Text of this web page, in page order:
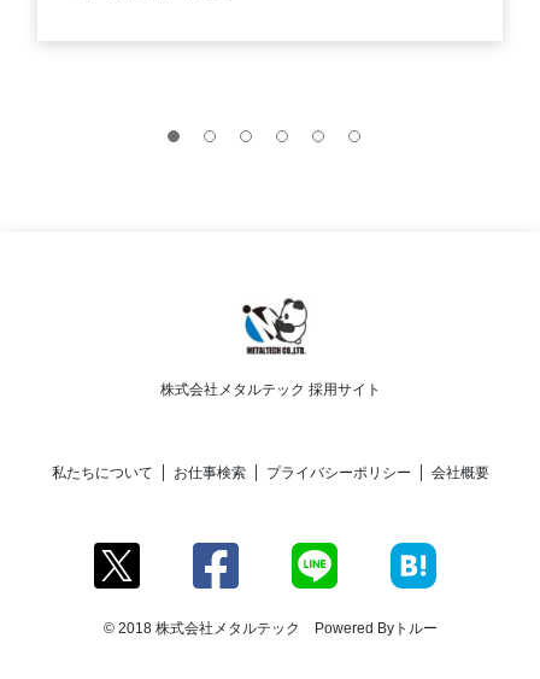
株式会社メタルテック 採用サイト
私たちについて お仕事検索 プライバシーポリシー 会社概要
© 2018 株式会社メタルテック Powered Byトルー